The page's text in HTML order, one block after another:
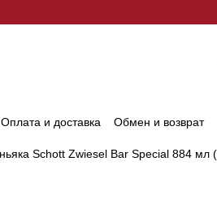
Оплата и доставка Обмен и возврат